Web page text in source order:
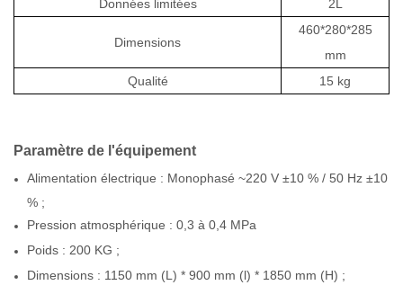
Données limitées 2L
Dimensions
460*280*285
mm
Qualité
15 kg
Paramètre de l'équipement
Alimentation électrique : Monophasé ~220 V ±10 % / 50 Hz ±10
% ;
Pression atmosphérique : 0,3 à 0,4 MPa
Poids : 200 KG ;
Dimensions : 1150 mm (L) * 900 mm (l) * 1850 mm (H) ;